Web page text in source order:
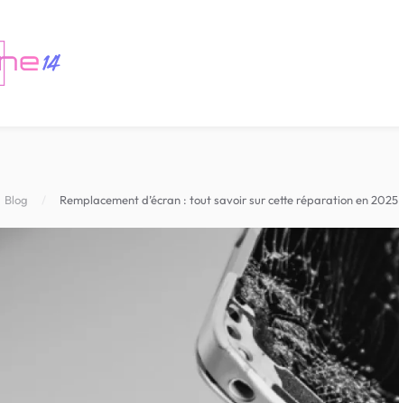
Blog Remplacement d’écran : tout savoir sur cette réparation en 2025